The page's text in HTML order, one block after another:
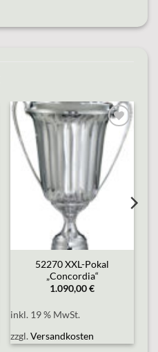
Add to
wishlist
52270 XXL-Pokal
„Concordia“
1.090,00€
inkl. 19 % MwSt.
zzgl.Versandkosten